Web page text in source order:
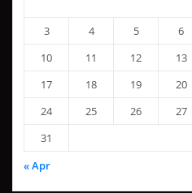
3
4 5 6
10
11 12 13
17
18 19 20
24
25 26 27
31
« Apr